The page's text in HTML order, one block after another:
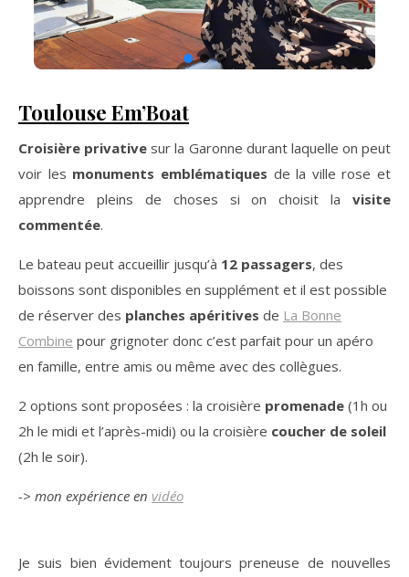
Toulouse Em’Boat
Croisière privative sur la Garonne durant laquelle on peut
voir les monuments emblématiques de la ville rose et
apprendre pleins de choses si on choisit la visite
commentée.
Le bateau peut accueillir jusqu’à 12 passagers, des
boissons sont disponibles en supplément et il est possible
de réserver des planches apéritives de La Bonne
Combine pour grignoter donc c’est parfait pour un apéro
en famille, entre amis ou même avec des collègues.
2 options sont proposées : la croisière promenade (1h ou
2h le midi et l’après-midi) ou la croisière coucher de soleil
(2h le soir).
-> mon expérience en vidéo
Je suis bien évidement toujours preneuse de nouvelles